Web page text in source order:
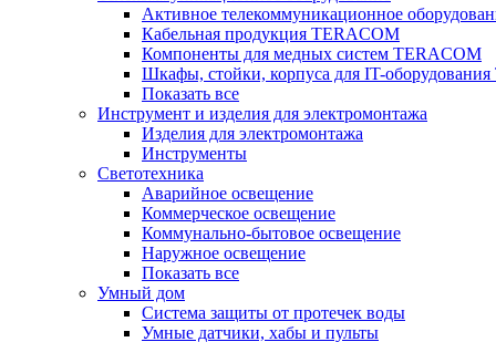
Активное телекоммуникационное
Кабельная продукция TERACOM
Компоненты для медных систем TERACOM
Шкафы, стойки, корпуса для IT-
Показать все
Инструмент и изделия для электромонтажа
Изделия для электромонтажа
Инструменты
Светотехника
Аварийное освещение
Коммерческое освещение
Коммунально-бытовое освещение
Наружное освещение
Показать все
Умный дом
Система защиты от протечек воды
Умные датчики, хабы и пульты